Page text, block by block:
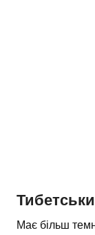
Має більш